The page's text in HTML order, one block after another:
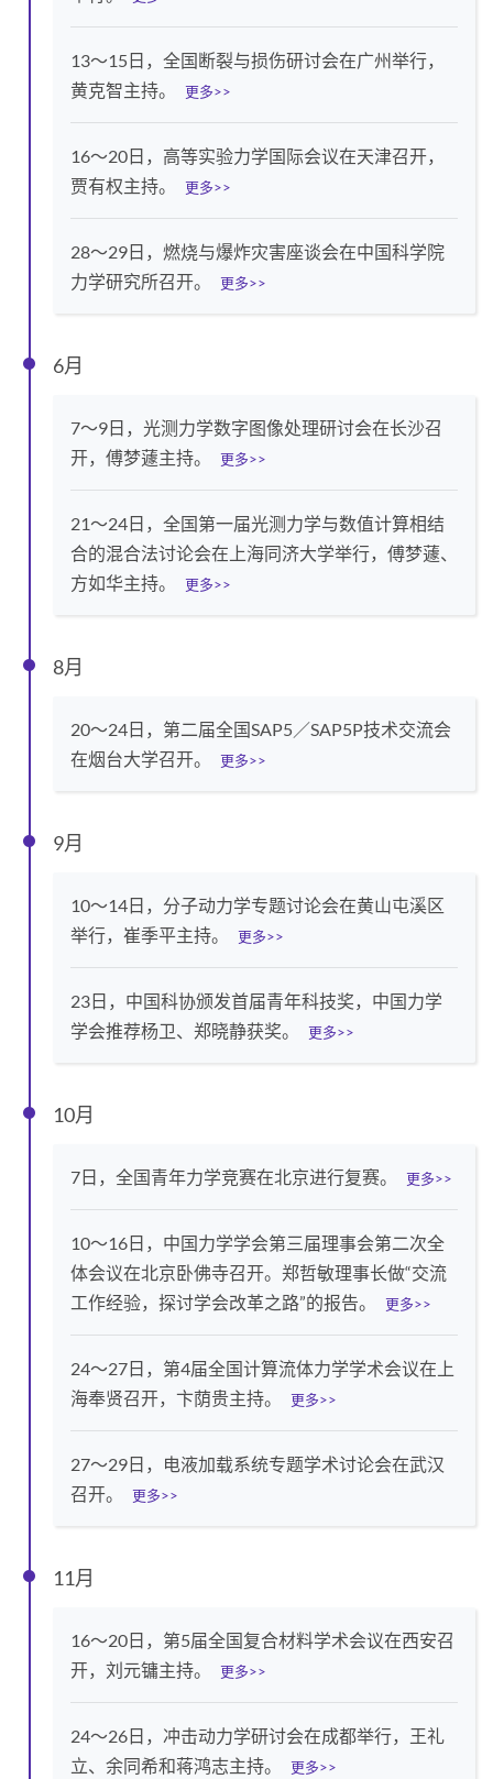
13～15日，全国断裂与损伤研讨会在广州举行，
黄克智主持。
更多>>
16～20日，高等实验力学国际会议在天津召开，
贾有权主持。
更多>>
28～29日，燃烧与爆炸灾害座谈会在中国科学院
力学研究所召开。
更多>>
6月
7～9日，光测力学数字图像处理研讨会在长沙召
开，傅梦蘧主持。
更多>>
21～24日，全国第一届光测力学与数值计算相结
合的混合法讨论会在上海同济大学举行，傅梦蘧、
方如华主持。
更多>>
8月
20～24日，第二届全国SAP5／SAP5P技术交流会
在烟台大学召开。
更多>>
9月
10～14日，分子动力学专题讨论会在黄山屯溪区
举行，崔季平主持。
更多>>
23日，中国科协颁发首届青年科技奖，中国力学
学会推荐杨卫、郑晓静获奖。
更多>>
10月
7日，全国青年力学竞赛在北京进行复赛。 更多>>
10～16日，中国力学学会第三届理事会第二次全
体会议在北京卧佛寺召开。郑哲敏理事长做“交流
工作经验，探讨学会改革之路”的报告。
更多>>
24～27日，第4届全国计算流体力学学术会议在上
海奉贤召开，卞荫贵主持。
更多>>
27～29日，电液加载系统专题学术讨论会在武汉
召开。
更多>>
11月
16～20日，第5届全国复合材料学术会议在西安召
开，刘元镛主持。
更多>>
24～26日，冲击动力学研讨会在成都举行，王礼
立、余同希和蒋鸿志主持。
更多>>